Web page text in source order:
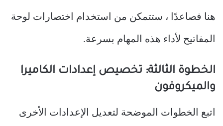
هنا فصاعدًا ، ستتمكن من استخدام اختصارات لوحة
المفاتيح لأداء هذه المهام بسرعة.
الخطوة الثالثة: تخصيص إعدادات الكاميرا
والميكروفون
اتبع الخطوات الموضحة لتعديل الإعدادات الأخرى